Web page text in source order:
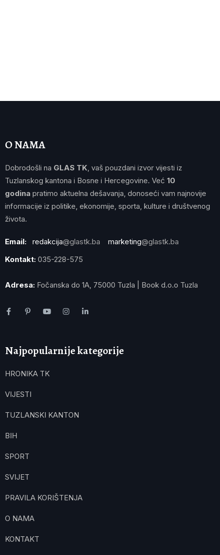
O NAMA
Dobrodošli na GLAS TK , vaš pouzdani izvor vijesti iz
Tuzlanskog kantona i Bosne i Hercegovine. Već 10
godina pratimo aktuelna dešavanja, donoseći vam najnovije
informacije iz politike, ekonomije, sporta, kulture i društvenog
života.
Email: redakcija@glastk.ba marketing@glastk.ba
Kontakt: 035-228-575
Adresa: Fočanska do 1A, 75000 Tuzla | Book d.o.o Tuzla
Najpopularnije kategorije
HRONIKA TK
VIJESTI
TUZLANSKI KANTON
BIH
SPORT
SVIJET
PRAVILA KORIŠTENJA
O NAMA
KONTAKT